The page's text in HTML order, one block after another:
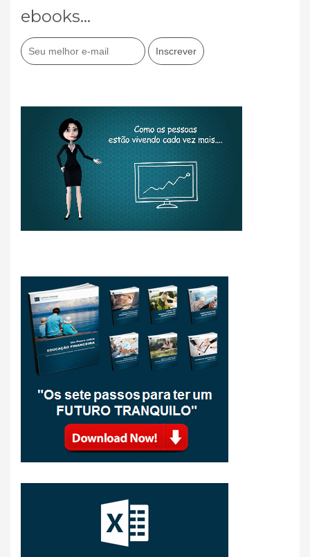
ebooks...